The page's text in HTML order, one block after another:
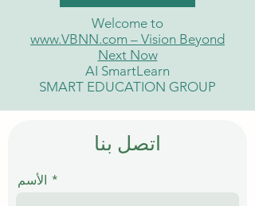
Welcome to
www.VBNN.com – Vision Beyond
Next Now
AI SmartLearn
SMART EDUCATION GROUP
اتصل بنا
الأسم